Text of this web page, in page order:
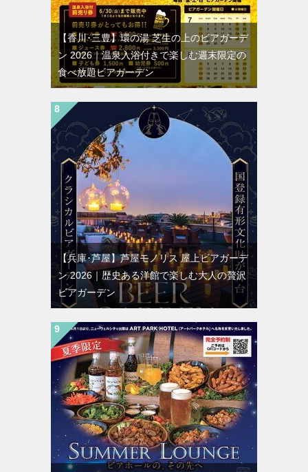
【香川･三豊】環の湯 芝生の上のビアガーデ
ン 2026｜温泉入浴付きで楽しむ週末限定の
食べ放題ビアガーデン
【兵庫･芦屋】芦屋モノリス 屋上ビアガーデ
ン 2026｜歴史ある洋館で楽しむ大人の贅沢
ビアガーデン